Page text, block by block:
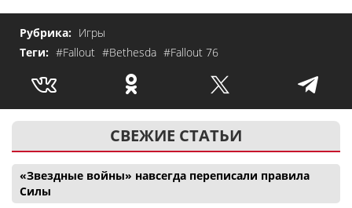
Рубрика: Игры
Теги: #Fallout #Bethesda #Fallout 76
СВЕЖИЕ СТАТЬИ
«Звездные войны» навсегда переписали правила
Силы